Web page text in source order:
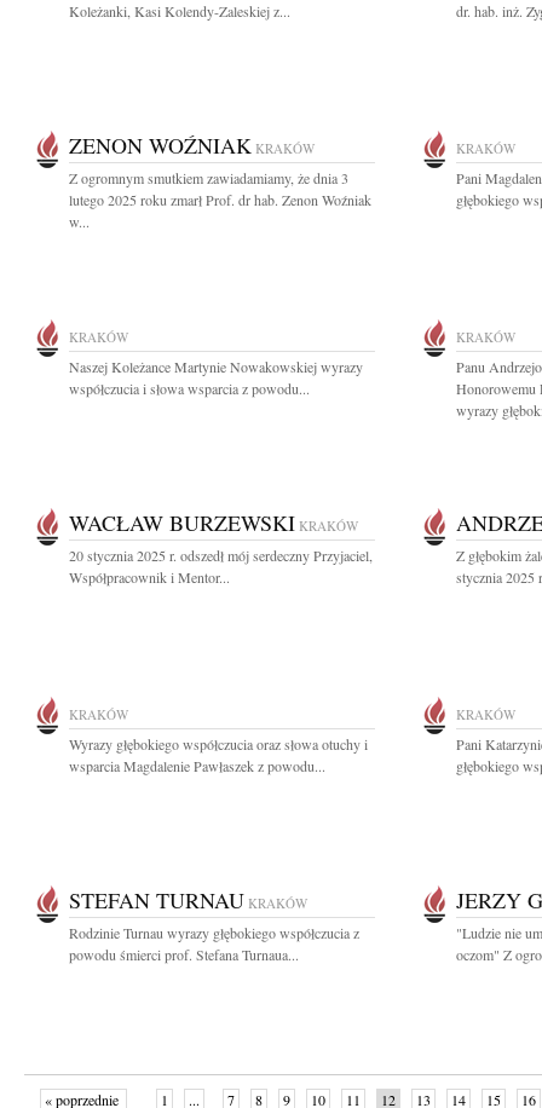
Koleżanki, Kasi Kolendy-Zaleskiej z...
dr. hab. inż.
ZENON WOŹNIAK KRAKÓW
Z ogromnym smutkiem zawiadamiamy, że dnia 3
lutego 2025 roku zmarł Prof. dr hab. Zenon Woźniak
w...
KRAKÓW
Pani
głębokiego
KRAKÓW
Naszej Koleżance Martynie Nowakowskiej wyrazy
współczucia i słowa wsparcia z powodu...
KRAKÓW
Panu
Honorowemu
wyrazy
WACŁAW BURZEWSKI KRAKÓW
20 stycznia 2025 r. odszedł mój serdeczny Przyjaciel,
Współpracownik i Mentor...
Z głębokim
stycznia 2025
KRAKÓW
Wyrazy głębokiego współczucia oraz słowa otuchy i
wsparcia Magdalenie Pawłaszek z powodu...
KRAKÓW
Pani
głębokiego
STEFAN TURNAU KRAKÓW
Rodzinie Turnau wyrazy głębokiego współczucia z
powodu śmierci prof. Stefana Turnaua...
JERZY
"Ludzie nie
oczom" Z
« poprzednie 1 ... 7 8 9 10 11 12 13 14 15 16